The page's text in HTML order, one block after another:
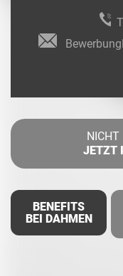
NICHT
JETZT
BENEFITS
BEI DAHMEN